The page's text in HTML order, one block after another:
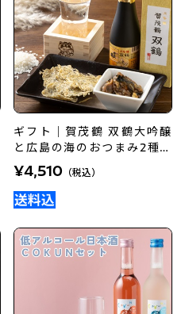
ギフト｜賀茂鶴 双鶴大吟醸
と広島の海のおつまみ2種セ
ット
¥4,510 （税込）